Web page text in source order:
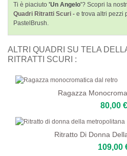
Ti è piaciuto 'Un Angelo'? Scopri la
Quadri Ritratti Scuri - e trova altri pezzi
PastelBrush.
ALTRI QUADRI SU TELA
RITRATTI SCURI :
Ragazza
80,00 €
Ritratto Di Donna
109,00